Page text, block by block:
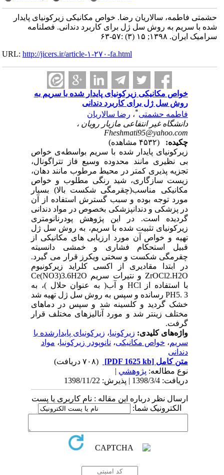
حشمتی فاطمه، سالاریان رضا. خواص مکانیکی زیرکونیای پایدار
شده با سریم به روش سل ژل برای کاربرد دندانی. فصلنامه
سرامیک ایران. ۱۳۹۸; ۱۵ (۳) :۵۷-۶۳
URL:http://jicers.ir/article-۱-۲۷۰-fa.html
خواص مکانیکی زیرکونیای پایدار شده با سریم به
روش سل ژل برای کاربرد دندانی
فاطمه حشمتی ،رضا سالاریان
دانشگاه غیر انتفاعی مازیار رویان ،
Fheshmati95@yahoo.com
چکیده:
زیرکونیای پایدار شده با سریم بواسطه‌ی خواص
بی نظیری مانند محدوده وسیع فاز تتراگونال،
تجزیه پذیری کمتر در محیط مرطوب مانند دهان،
زیست سازگاری، شید رنگی مطلوب و خواص
مکانیکی مناسب(چقرمگی شکست بالا) بسیار
مورد توجه بوده و سبب گسترش استفاده از آن
در پزشکی و دندانپزشکی بخصوص در مواد دندانی
گردیده است. در این پژوهش پودرنانومتری
زیرکونیای تثبیت شده با سریم، به روش سل ژل
تهیه و خواص آن مورد ارزیابی های مکانیکی از
قبیل استحکام فشاری و خمشی دانسیته
چقرمگی شکست و سختی ویکرز قرار می گیرد.
در ابتدا مقادیری از اکسی کلراید زیرکونیوم
ZrOCl2.H2O و نتیرات سریم Ce(NO3)3.6H2O
با استفاده از HCl و آب( به عنوان حلال )، به
PH5. 3 رسانده و سپس به روش سل ژل تهیه شد
خشک گردید و کلسینه شد و سپس در دماهای
مختلف زینتر شد و مورد آنالیزهای مختلف قرار
گرفت.
واژه‌های کلیدی:زیرکونیا،زیرکونیای پایدارشده با
سریم،خواص مکانیکی،نانوپودر زیرکونیا،مواد
دندانی
متن کامل[PDF 1625 kb]
نوع مطالعه:پژوهشي|
دریافت: 1398/3/4 | پذیرش: 1398/11/22
ارسال نظر درباره این مقاله : نام کاربری یا پست
الکترونیک شما: